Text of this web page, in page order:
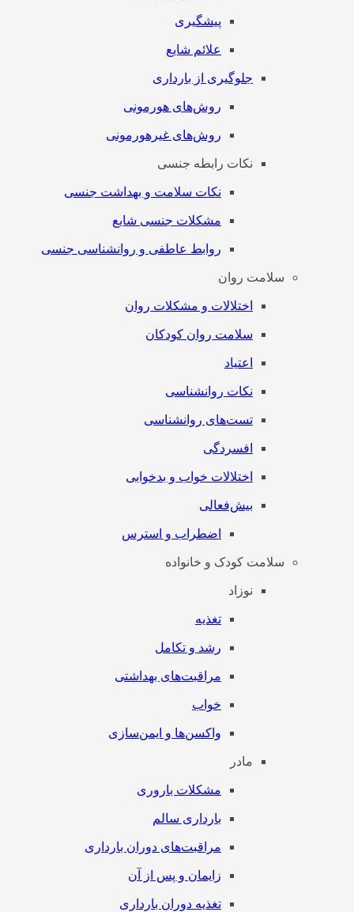
پیشگیری
علائم شایع
جلوگیری از بارداری
روش‌های هورمونی
روش‌های غیرهورمونی
نکات رابطه جنسی
نکات سلامت و بهداشت جنسی
مشکلات جنسی شایع
روابط عاطفی و روانشناسی جنسی
سلامت روان
اختلالات و مشکلات روان
سلامت روان کودکان
اعتیاد
نکات روانشناسی
تست‌های روانشناسی
افسردگی
اختلالات خواب و بدخوابی
بیش‌فعالی
اضطراب و استرس
سلامت کودک و خانواده
نوزاد
تغذیه
رشد و تکامل
مراقبت‌های بهداشتی
خواب
واکسن‌ها و ایمن‌سازی
مادر
مشکلات باروری
بارداری سالم
مراقبت‌های دوران بارداری
زایمان و پس از آن
تغذیه دوران بارداری